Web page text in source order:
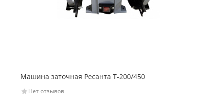
Машина заточная Ресанта Т-200/450
Нет отзывов